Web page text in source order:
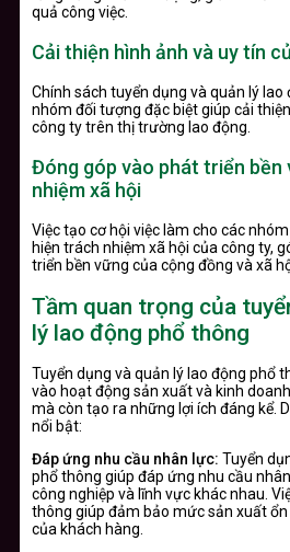
quả công việc.
Cải thiện hình ảnh và uy tín
Chính sách tuyển dụng và quản lý
nhóm đối tượng đặc biệt giúp cải
công ty trên thị trường lao động.
Đóng góp vào phát triển bền
nhiệm xã hội
Việc tạo cơ hội việc làm cho các
hiện trách nhiệm xã hội của công ty,
triển bền vững của cộng đồng và xã
Tầm quan trọng của
lý lao động phổ thông
Tuyển dụng và quản lý lao động phổ
vào hoạt động sản xuất và kinh
mà còn tạo ra những lợi ích đáng kể.
nổi bật:
Đáp ứng nhu cầu nhân lực: Tuyển
phổ thông giúp đáp ứng nhu cầu
công nghiệp và lĩnh vực khác nhau.
thông giúp đảm bảo mức sản xuất
của khách hàng.